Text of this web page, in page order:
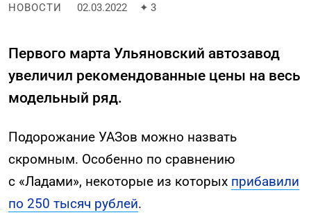
НОВОСТИ 02.03.2022 ✦ 3
Первого марта Ульяновский автозавод
увеличил рекомендованные цены на весь
модельный ряд.
Подорожание УАЗов можно назвать
скромным. Особенно по сравнению
с «Ладами», некоторые из которых прибавили
по 250 тысяч рублей.